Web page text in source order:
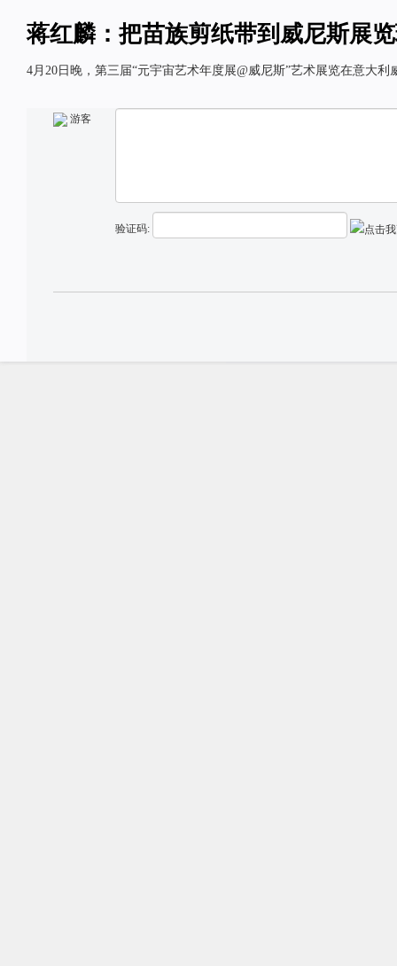
蒋红麟：把苗族剪纸带到威尼斯展
4月20日晚，第三届“元宇宙艺术年度展@威尼斯”艺术展览在意大利
游客
验证码: